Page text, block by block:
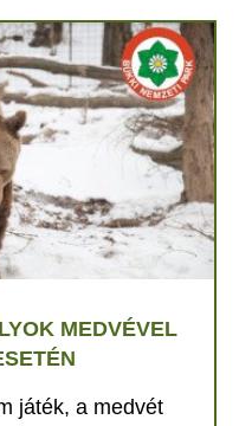
MEDVÉVEL
játék, a medvét